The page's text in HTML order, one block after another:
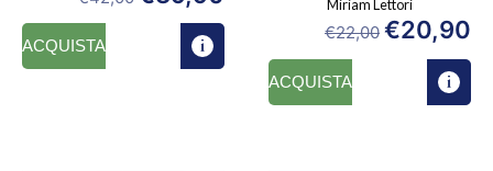
ACQUISTA
Miriam Lettori
€22,00 €20,90
ACQUISTA